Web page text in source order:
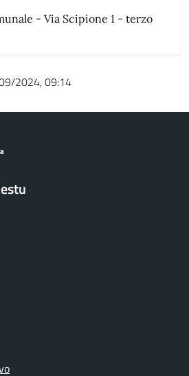
- Via Scipione 1 - terzo
2024, 09:14